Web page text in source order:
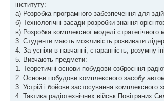
інституту:
а) Розробка програмного забезпечення для
б) Технологічні засади розробки знання
в) Розробка комплексної моделі
3. Студенти мають можливість розвивати
4. За успіхи в навчанні, старанність, розумну
5. Вивчають предмети:
1. Теоретичні основи побудови озброєння
2. Основи побудови комплексного засобу
3. Устрій і бойове застосування комплексного
4. Тактика радіотехнічних військ Повітряних